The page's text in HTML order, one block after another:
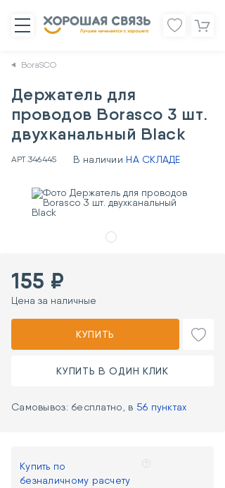
BoraSCO
Держатель для
проводов Borasco 3 шт.
двухканальный Black
АРТ.346445 В наличии НА СКЛАДЕ
155 ₽
Цена за наличные
КУПИТЬ
КУПИТЬ В ОДИН КЛИК
Самовывоз: бесплатно, в 56 пунктах
Купить по
безналичному расчету